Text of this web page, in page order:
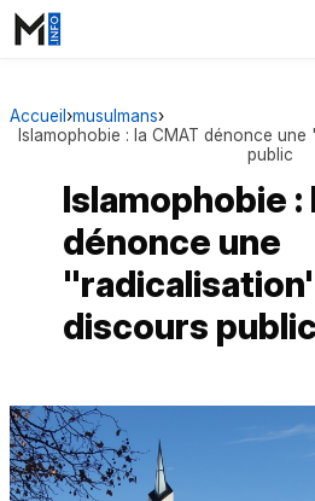
Accueil ›musulmans›
Islamophobie : la CMAT dénonce
public
Islamophobie :
dénonce une
discours public